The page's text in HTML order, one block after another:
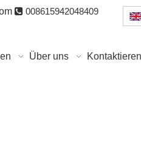
 008615942048409
Über uns